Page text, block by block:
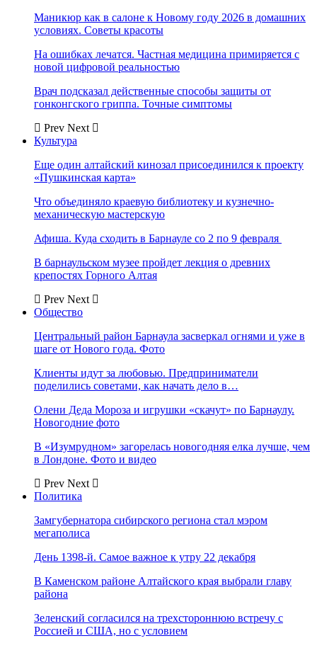
Маникюр как в салоне к Новому году 2026 в домашних
условиях. Советы красоты
На ошибках лечатся. Частная медицина примиряется с
новой цифровой реальностью
Врач подсказал действенные способы защиты от
гонконгского гриппа. Точные симптомы
Prev Next
Культура
Еще один алтайский кинозал присоединился к проекту
«Пушкинская карта»
Что объединяло краевую библиотеку и кузнечно-
механическую мастерскую
Афиша. Куда сходить в Барнауле со 2 по 9 февраля
В барнаульском музее пройдет лекция о древних
крепостях Горного Алтая
Prev Next
Общество
Центральный район Барнаула засверкал огнями и уже в
шаге от Нового года. Фото
Клиенты идут за любовью. Предприниматели
поделились советами, как начать дело в…
Олени Деда Мороза и игрушки «скачут» по Барнаулу.
Новогодние фото
В «Изумрудном» загорелась новогодняя елка лучше, чем
в Лондоне. Фото и видео
Prev Next
Политика
Замгубернатора сибирского региона стал мэром
мегаполиса
День 1398-й. Самое важное к утру 22 декабря
В Каменском районе Алтайского края выбрали главу
района
Зеленский согласился на трехстороннюю встречу с
Россией и США, но с условием